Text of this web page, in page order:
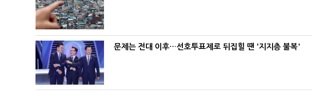
문제는 전대 이후…선호투표제로 뒤집힐 땐 '지지층 불복'